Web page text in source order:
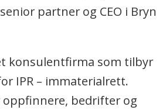
partner og CEO i Bryn
konsulentfirma som tilbyr
IPR – immaterialrett.
oppfinnere, bedrifter og